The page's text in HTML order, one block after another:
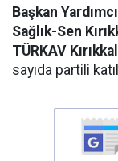
Başkan
Sağlık-Sen
TÜRKAV
sayıda partili